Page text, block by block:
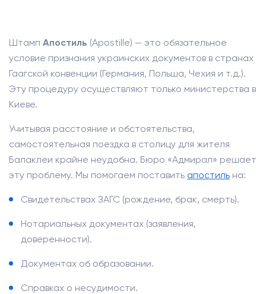
Штамп Апостиль (Apostille) — это обязательное
условие признания украинских документов в странах
Гаагской конвенции (Германия, Польша, Чехия и т.д.).
Эту процедуру осуществляют только министерства в
Киеве.
Учитывая расстояние и обстоятельства,
самостоятельная поездка в столицу для жителя
Балаклеи крайне неудобна. Бюро «Адмирал» решает
эту проблему. Мы помогаем поставить апостиль на:
Свидетельствах ЗАГС (рождение, брак, смерть).
Нотариальных документах (заявления,
доверенности).
Документах об образовании.
Справках о несудимости.